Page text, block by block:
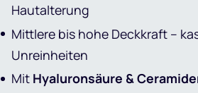
Hautalterung
Mittlere bis hohe Deckkraft –
Unreinheiten
Mit Hyaluronsäure &